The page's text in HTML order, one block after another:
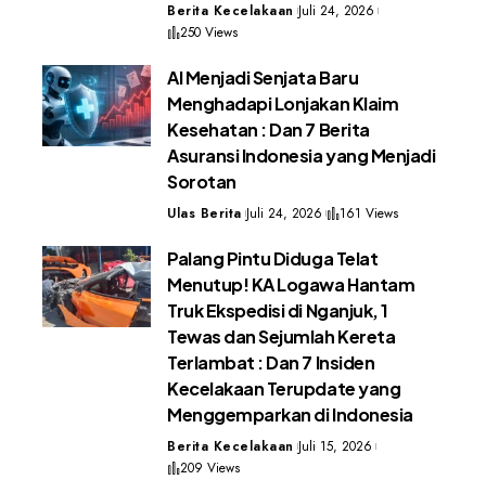
Berita Kecelakaan Juli 24, 2026
250 Views
AI Menjadi Senjata Baru
Menghadapi Lonjakan Klaim
Kesehatan : Dan 7 Berita
Asuransi Indonesia yang Menjadi
Sorotan
Ulas Berita Juli 24, 2026 161 Views
Palang Pintu Diduga Telat
Menutup! KA Logawa Hantam
Truk Ekspedisi di Nganjuk, 1
Tewas dan Sejumlah Kereta
Terlambat : Dan 7 Insiden
Kecelakaan Terupdate yang
Menggemparkan di Indonesia
Berita Kecelakaan Juli 15, 2026
209 Views